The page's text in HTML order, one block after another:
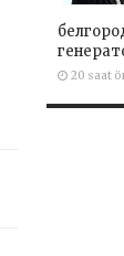
20 saat